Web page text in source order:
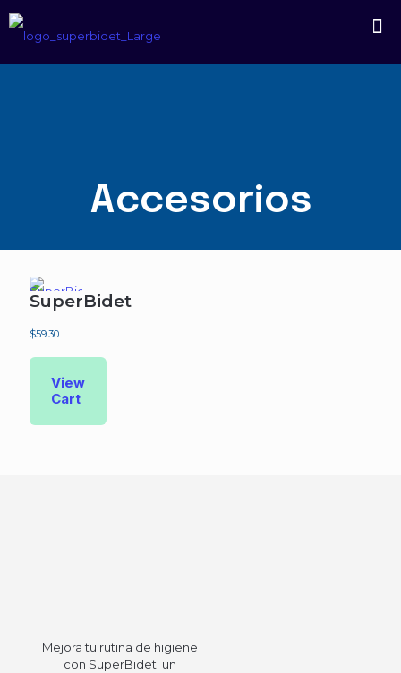
Accesorios
SuperBidet
$59.30
View
Cart
Mejora tu rutina de higiene
con SuperBidet: un